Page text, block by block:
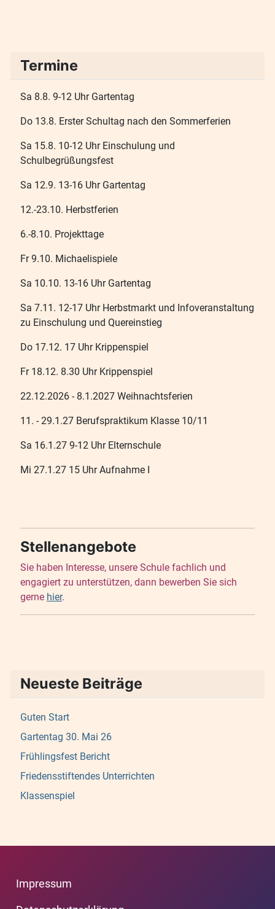
Termine
Sa 8.8. 9-12 Uhr Gartentag
Do 13.8. Erster Schultag nach den Sommerferien
Sa 15.8. 10-12 Uhr Einschulung und
Schulbegrüßungsfest
Sa 12.9. 13-16 Uhr Gartentag
12.-23.10. Herbstferien
6.-8.10. Projekttage
Fr 9.10. Michaelispiele
Sa 10.10. 13-16 Uhr Gartentag
Sa 7.11. 12-17 Uhr Herbstmarkt und Infoveranstaltung
zu Einschulung und Quereinstieg
Do 17.12. 17 Uhr Krippenspiel
Fr 18.12. 8.30 Uhr Krippenspiel
22.12.2026 - 8.1.2027 Weihnachtsferien
11. - 29.1.27 Berufspraktikum Klasse 10/11
Sa 16.1.27 9-12 Uhr Elternschule
Mi 27.1.27 15 Uhr Aufnahme I
Stellenangebote
Sie haben Interesse, unsere Schule fachlich und
engagiert zu unterstützen, dann bewerben Sie sich
gerne hier.
Neueste Beiträge
Guten Start
Gartentag 30. Mai 26
Frühlingsfest Bericht
Friedensstiftendes Unterrichten
Klassenspiel
Impressum